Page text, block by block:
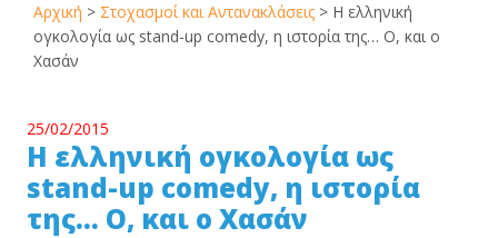
Αρχική > Στοχασμοί και Αντανακλάσεις > Η ελληνική
ογκολογία ως stand-up comedy, η ιστορία της… Ο, και ο
Χασάν
25/02/2015
Η ελληνική ογκολογία ως
stand-up comedy, η ιστορία
της… Ο, και ο Χασάν